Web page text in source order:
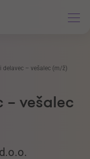
delavec – vešalec (m/ž)
– vešalec